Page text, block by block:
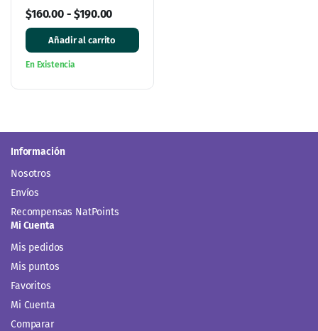
$160.00-$190.00
Añadir al carrito
En Existencia
Información
Nosotros
Envíos
Recompensas NatPoints
Mi Cuenta
Mis pedidos
Mis puntos
Favoritos
Mi Cuenta
Comparar